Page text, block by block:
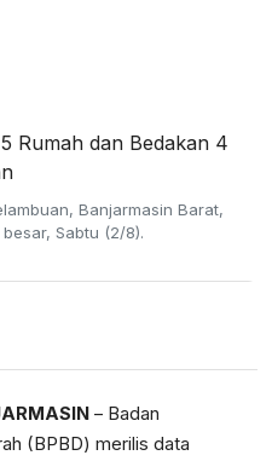
Banjarmasin Barat,
Sabtu (2/8).
– Badan
(BPBD) merilis data